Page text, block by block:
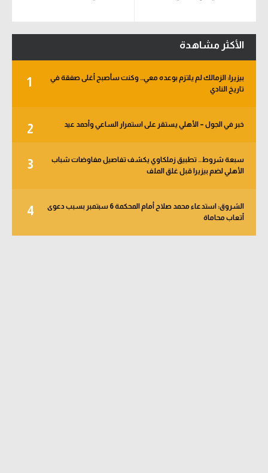
الأكثر مشاهدة
1
بيزيرا: الزمالك لم يلتزم بوعده معي.. وكنت سأصبح أغلى صفقة في
تاريخ النادي
2 خبر في الجول – الأهلي يستقر على استمرار الساعي وأحمد عيد
3
سبعة شروط.. تطبيق زملكاوي يكشف تفاصيل مفاوضات شباب
الأهلي لضم بيزيرا قبل غلق الملف
4
الشروق: استدعاء محمد صلاح أمام المحكمة 6 سبتمبر بسبب دعوى
أتعاب محاماة